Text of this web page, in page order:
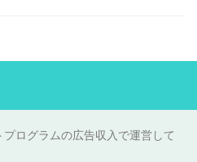
ログラムの広告収入で運営して